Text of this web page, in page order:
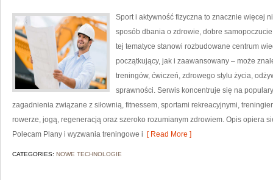
Sport i aktywność fizyczna to znacznie więcej
sposób dbania o zdrowie, dobre
tej tematyce stanowi rozbudowane centrum
początkujący, jak i zaawansowany – może
treningów, ćwiczeń, zdrowego stylu życia,
sprawności. Serwis koncentruje się na
zagadnienia związane z siłownią, fitnessem, sportami rekreacyjnymi,
rowerze, jogą, regeneracją oraz szeroko rozumianym zdrowiem. Opis opiera
Polecam Plany i wyzwania treningowe i [ Read More ]
CATEGORIES: NOWE TECHNOLOGIE